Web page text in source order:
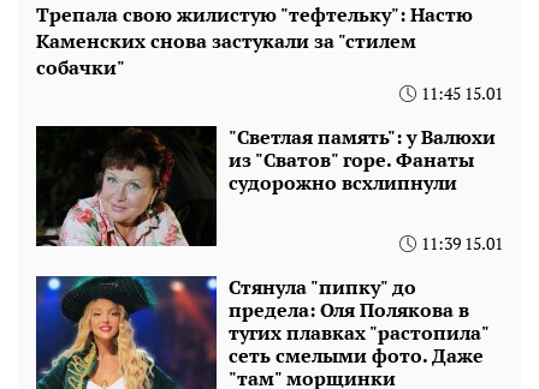
Трепала свою жилистую "тефтельку": Настю
Каменских снова застукали за "стилем
собачки"
11:45 15.01
"Светлая память": у Валюхи
из "Сватов" горе. Фанаты
судорожно всхлипнули
11:39 15.01
Стянула "пипку" до
предела: Оля Полякова в
тугих плавках "растопила"
сеть смелыми фото. Даже
"там" морщинки